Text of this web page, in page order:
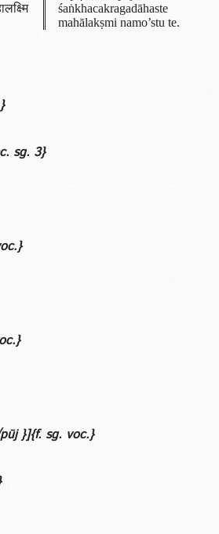
śaṅkhacakragadāhaste
mahālakṣmi namo’stu te.
sg. 3}
}]{f. sg. voc.}